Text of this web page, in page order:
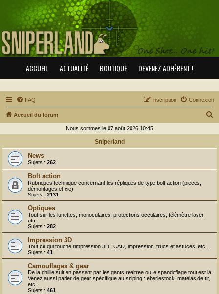
ACCUEIL ACTUALITÉ BOUTIQUE DEVENEZ ADHÉRENT !
FAQ Connexion
Inscription
Accueil du forum
h
Nous sommes le 07 août 2026 10:45
Sniperland
News
Sujets : 262
Bolt action
Rubriques technique concernant les répliques de type bolt action (pieces,
démontages et cie).
Sujets : 2131
Optiques
Tout sur les lunettes, monoculaires, protections occulaires, télémètre laser,
etc...
Sujets : 282
Impression 3D
Tout ce qui touche l'impression 3D : CAD, impression, trucs et astuces, etc...
Sujets : 41
Camouflages & gear
De la ghillie suit en passant par les gants realtree ou le spandoflage tout est là.
Venez aussi parler de gear spécifique au sniping : eberlestock, matelas de tir,
etc...
Sujets : 461